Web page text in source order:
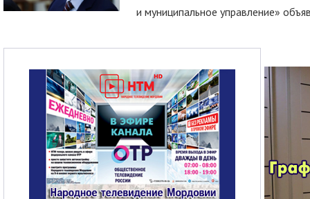
и муниципальное управление»